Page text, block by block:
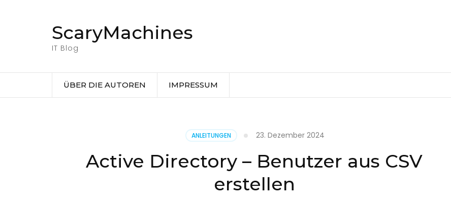
(Eingabetaste
ScaryMachines
IT Blog
ÜBER DIE AUTOREN IMPRESSUM
ANLEITUNGEN 23. Dezember 2024
Active Directory – Benutzer aus CSV
erstellen